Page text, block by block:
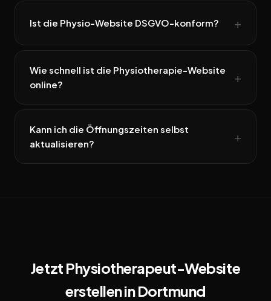
Ist die Physio-Website DSGVO-konform?
Wie schnell ist die Physiotherapie-Website
online?
Kann ich die Öffnungszeiten selbst
aktualisieren?
Jetzt Physiotherapeut-Website
erstellen in Dortmund